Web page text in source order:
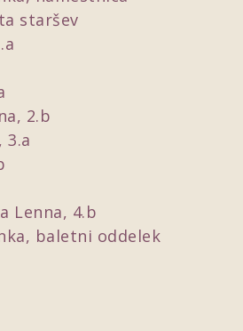
staršev
2.b
3.a
Lenna, 4.b
baletni oddelek